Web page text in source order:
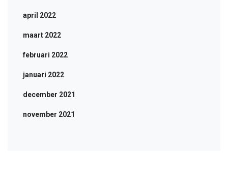
april 2022
maart 2022
februari 2022
januari 2022
december 2021
november 2021